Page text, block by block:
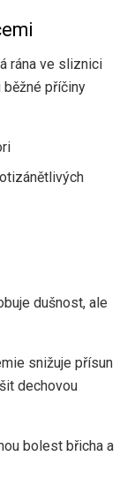
rána ve sliznici
příčiny
dušnost, ale
snižuje přísun
dechovou
bolest břicha a